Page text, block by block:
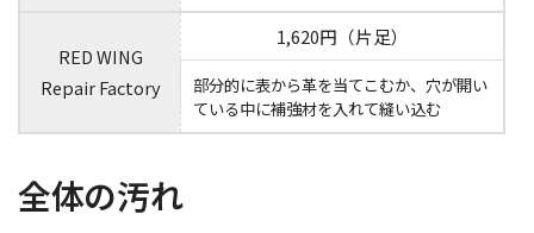
RED WING
Repair Factory
1,620円（片足）
部分的に表から革を当てこむか、穴が開い
ている中に補強材を入れて縫い込む
全体の汚れ